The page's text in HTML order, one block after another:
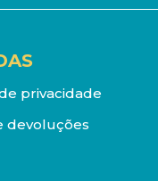
privacidade
devoluções